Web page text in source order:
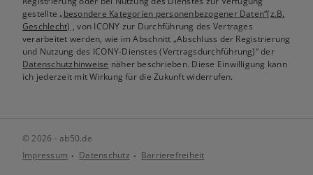
gestellte„besondere Kategorien personenbezogener Daten“(z.B.
Geschlecht) , von ICONY zur Durchführung des Vertrages
verarbeitet werden, wie im Abschnitt „Abschluss der Registrierung
und Nutzung des ICONY-Dienstes (Vertragsdurchführung)“ der
Datenschutzhinweise näher beschrieben. Diese Einwilligung kann
ich jederzeit mit Wirkung für die Zukunft widerrufen.
© 2026 - ab50.de
Impressum
Datenschutz Barrierefreiheit